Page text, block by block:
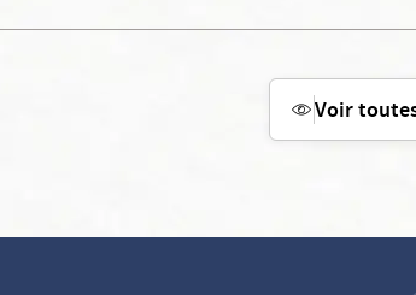
Voir